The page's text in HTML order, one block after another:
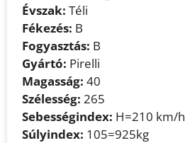
Évszak: Téli
Fékezés: B
Fogyasztás: B
Gyártó: Pirelli
Magasság: 40
Szélesség: 265
Sebességindex: H=210 km/h
Súlyindex: 105=925kg